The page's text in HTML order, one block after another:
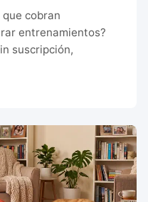
cobran
entrenamientos?
suscripción,